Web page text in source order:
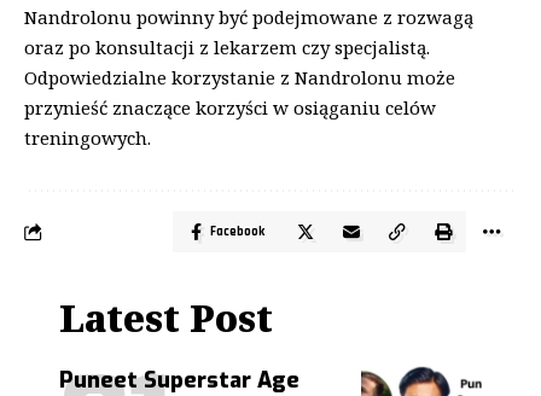
Nandrolonu powinny być podejmowane z rozwagą
oraz po konsultacji z lekarzem czy specjalistą.
Odpowiedzialne korzystanie z Nandrolonu może
przynieść znaczące korzyści w osiąganiu celów
treningowych.
Facebook
Latest Post
Puneet Superstar Age